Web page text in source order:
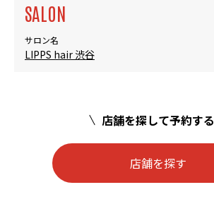
SALON
サロン名
LIPPS hair 渋谷
店舗を探して予約する
店舗を探す